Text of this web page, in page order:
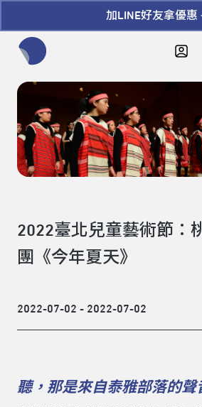
加LINE好友拿優惠
2022臺北兒童藝術節：
團《今年夏天》
2022-07-02 - 2022-07-02
聽，那是來自泰雅部落的聲